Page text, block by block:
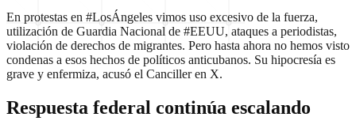
En protestas en #LosÁngeles vimos uso excesivo de la fuerza,
utilización de Guardia Nacional de #EEUU, ataques a periodistas,
violación de derechos de migrantes. Pero hasta ahora no hemos visto
condenas a esos hechos de políticos anticubanos. Su hipocresía es
grave y enfermiza, acusó el Canciller en X.
Respuesta federal continúa escalando